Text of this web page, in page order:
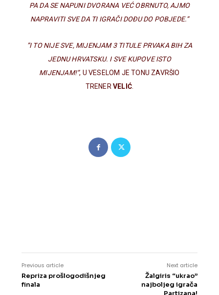
PA DA SE NAPUNI DVORANA VEĆ OBRNUTO, AJMO
NAPRAVITI SVE DA TI IGRAČI DOĐU DO POBJEDE.”
”I TO NIJE SVE, MIJENJAM 3 TITULE PRVAKA BIH ZA
JEDNU HRVATSKU. I SVE KUPOVE ISTO
MIJENJAM!”, U VESELOM JE TONU ZAVRŠIO
TRENERVELIĆ.
Previous article
Repriza prošlogodišnjeg
finala
Next article
Žalgiris “ukrao”
najboljeg igrača